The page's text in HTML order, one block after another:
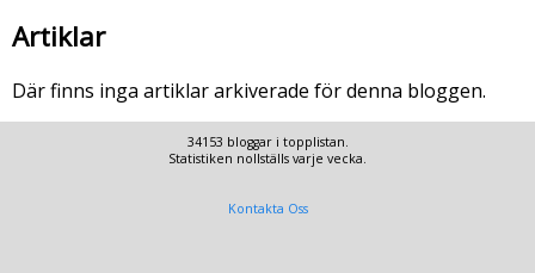
Artiklar
Där finns inga artiklar arkiverade för denna bloggen.
34153 bloggar i topplistan.
Statistiken nollställs varje vecka.
Kontakta Oss